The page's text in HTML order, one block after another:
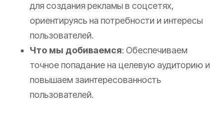
для создания рекламы в соцсетях,
ориентируясь на потребности и интересы
пользователей.
Что мы добиваемся: Обеспечиваем
точное попадание на целевую аудиторию и
повышаем заинтересованность
пользователей.